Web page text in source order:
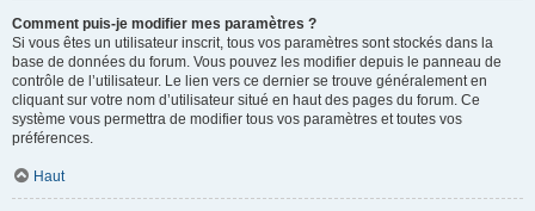
Comment puis-je modifier mes paramètres ?
Si vous êtes un utilisateur inscrit, tous vos paramètres sont stockés dans la
base de données du forum. Vous pouvez les modifier depuis le panneau de
contrôle de l’utilisateur. Le lien vers ce dernier se trouve généralement en
cliquant sur votre nom d’utilisateur situé en haut des pages du forum. Ce
système vous permettra de modifier tous vos paramètres et toutes vos
préférences.
Haut